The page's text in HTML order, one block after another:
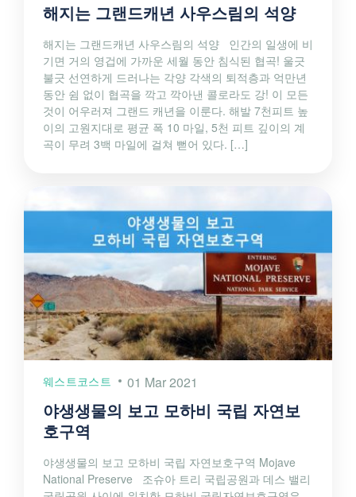
해지는 그랜드캐년 사우스림의 석양
해지는 그랜드캐년 사우스림의 석양 인간의 일생에 비
기면 거의 영겁에 가까운 세월 동안 침식된 협곡! 울긋
불긋 선연하게 드러나는 각양 각색의 퇴적층과 억만년
동안 쉼 없이 협곡을 깍고 깍아낸 콜로라도 강! 이 모든
것이 어우러져 그랜드 캐년을 이룬다. 해발 7천피트 높
이의 고원지대로 평균 폭 10 마일, 5천 피트 깊이의 계
곡이 무려 3백 마일에 걸쳐 뻗어 있다. […]
웨스트코스트 01 Mar 2021
야생생물의 보고 모하비 국립 자연보
호구역
야생생물의 보고 모하비 국립 자연보호구역 Mojave
National Preserve 조슈아 트리 국립공원과 데스 밸리